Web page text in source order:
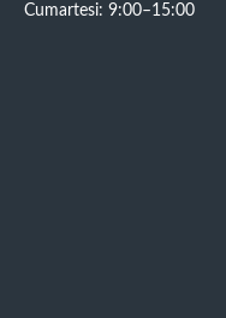
Cumartesi: 9:00–15:00